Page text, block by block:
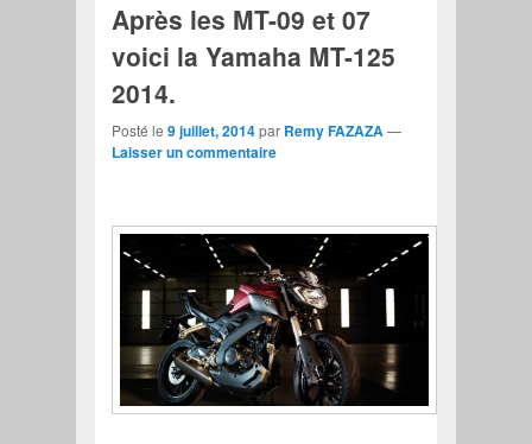
Après les MT-09 et 07
voici la Yamaha MT-125
2014.
Posté le9 juillet, 2014par Remy FAZAZA—
Laisser un commentaire